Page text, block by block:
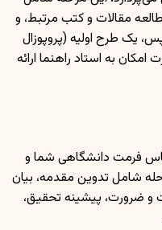
مقالات و کتب مرتبط، و
طرح اولیه (پروپوزال
به استاد راهنما ارائه
فرمت دانشگاهی شما و
شامل تدوین مقدمه، بیان
و ضرورت، پیشینه تحقیق،